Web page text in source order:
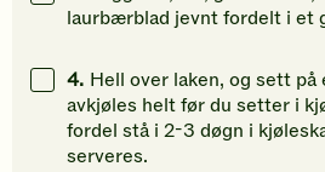
laurbærblad jevnt fordelt i et
4. Hell over laken, og sett
avkjøles helt før du setter i
fordel stå i 2-3 døgn i
serveres.